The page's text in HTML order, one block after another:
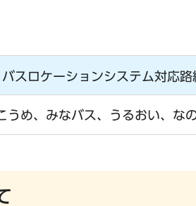
バスロケーションシステム対応路
うめ、みなバス、うるおい、な